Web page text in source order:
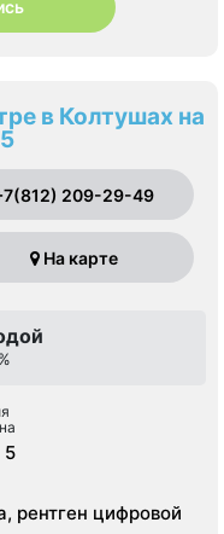
в Колтушах на
209-29-49
На карте
5
рентген цифровой